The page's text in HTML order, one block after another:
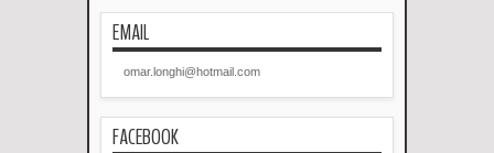
EMAIL
omar.longhi@hotmail.com
FACEBOOK